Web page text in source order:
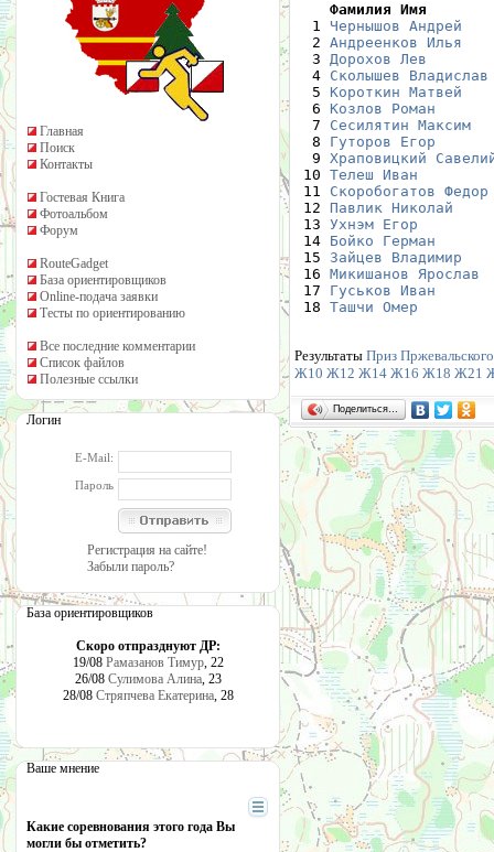
Главная
Поиск
Контакты
Гостевая Книга
Фотоальбом
Форум
RouteGadget
База ориентировщиков
Online-подача заявки
Тесты по ориентированию
Все последние комментарии
Список файлов
Полезные ссылки
Логин
E-Mail:
Пароль
Регистрация на сайте!
Забыли пароль?
База ориентировщиков
Скоро отпразднуют ДР:
19/08 Рамазанов Тимур, 22
26/08 Сулимова Алина, 23
28/08 Стряпчева Екатерина, 28
Ваше мнение
Какие соревнования этого года Вы
могли бы отметить?
Фамилия Имя
1 Чернышов Андрей
  2
Андреенков Илья
  3
Дорохов Лев
  4
Сколышев Владислав
  5
Короткин Матвей
  6
Козлов Роман
  7
Сесилятин Максим
  8
Гуторов Егор
  9
Храповицкий
10 Телеш Иван
11 Скоробогатов Федор
12 Павлик Николай
13 Ухнэм Егор
14 Бойко Герман
15 Зайцев Владимир
16 Микишанов Ярослав
17 Гуськов Иван
18 Ташчи Омер
Результаты Приз
Ж10 Ж12 Ж14 Ж16 Ж18 Ж21
Поделиться…